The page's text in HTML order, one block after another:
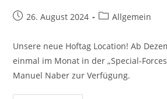
26. August 2024 Allgemein
Unsere neue Hoftag Location! Ab
einmal im Monat in der „Special-
Manuel Naber zur Verfügung.